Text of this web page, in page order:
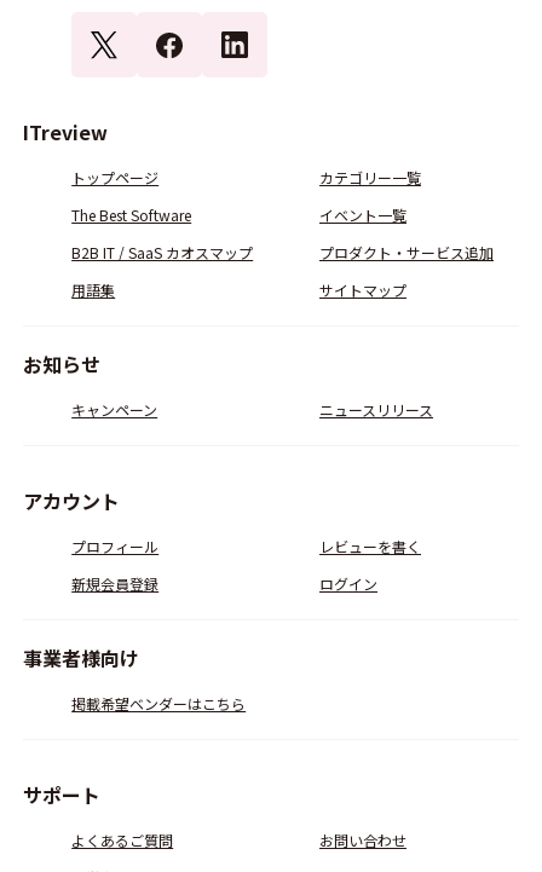
ITreview
トップページ
カテゴリー一覧
The Best Software
イベント一覧
B2B IT / SaaS カオスマップ
プロダクト・サービス追加
用語集
サイトマップ
お知らせ
キャンペーン ニュースリリース
アカウント
プロフィール
レビューを書く
新規会員登録
ログイン
事業者様向け
掲載希望ベンダーはこちら
サポート
よくあるご質問
お問い合わせ